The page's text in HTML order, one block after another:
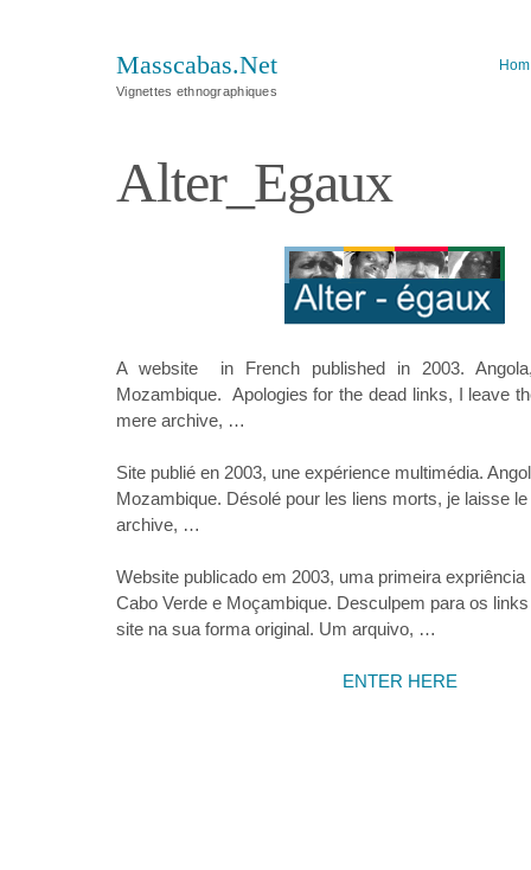
Masscabas.Net
Vignettes ethnographiques
Alter_Egaux
A website in French published in 2003.
Mozambique. Apologies for the dead links, I leave
mere archive, …
Site publié en 2003, une expérience multimédia.
Mozambique. Désolé pour les liens morts, je laisse
archive, …
Website publicado em 2003, uma primeira expriência
Cabo Verde e Moçambique. Desculpem para os
site na sua forma original. Um arquivo, …
ENTER HERE